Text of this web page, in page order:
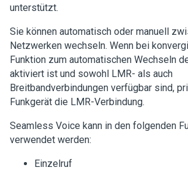
unterstützt.
Sie können automatisch oder manuell
Netzwerken wechseln. Wenn bei
Funktion zum automatischen Wechseln
aktiviert ist und sowohl LMR- als auch
Breitbandverbindungen verfügbar sind,
Funkgerät die LMR-Verbindung.
Seamless Voice kann in den folgenden
verwendet werden:
Einzelruf